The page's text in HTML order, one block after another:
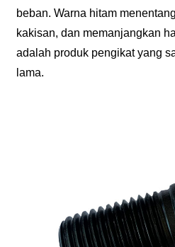
beban. Warna hitam
kakisan, dan memanjangkan
adalah produk pengikat yang
lama.